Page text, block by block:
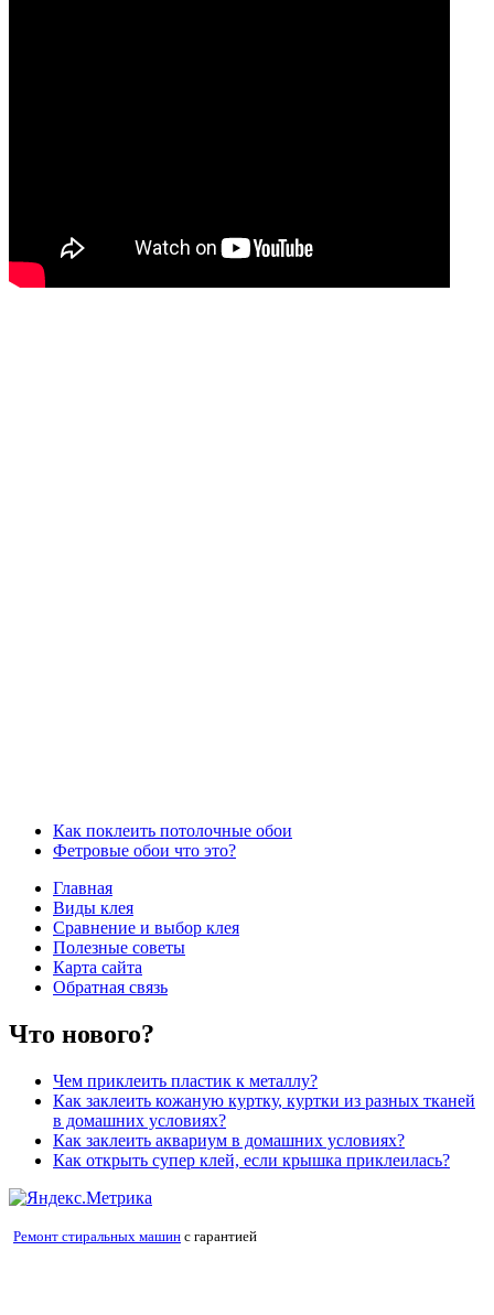
Как поклеить потолочные обои
Фетровые обои что это?
Главная
Виды клея
Сравнение и выбор клея
Полезные советы
Карта сайта
Обратная связь
Что нового?
Чем приклеить пластик к металлу?
Как заклеить кожаную куртку, куртки из разных тканей
в домашних условиях?
Как заклеить аквариум в домашних условиях?
Как открыть супер клей, если крышка приклеилась?
Ремонт стиральных машин с гарантией